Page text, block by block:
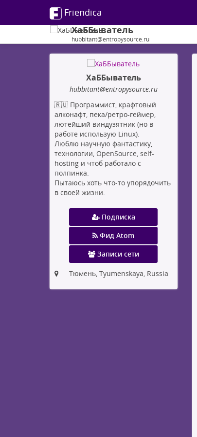
Friendica
ХаББыватель
hubbitant@entropysource.ru
ХаББыватель
hubbitant@entropysource.ru
🇷🇺 Программист, крафтовый
алконафт, пека/ретро-геймер,
лютейший виндузятник (но в
работе использую Linux).
Люблю научную фантастику,
технологии, OpenSource, self-
hosting и чтоб работало с
полпинка.
Пытаюсь хоть что-то упорядочить
в своей жизни.
Подписка
Фид Atom
Записи сети
Тюмень, Tyumenskaya, Russia